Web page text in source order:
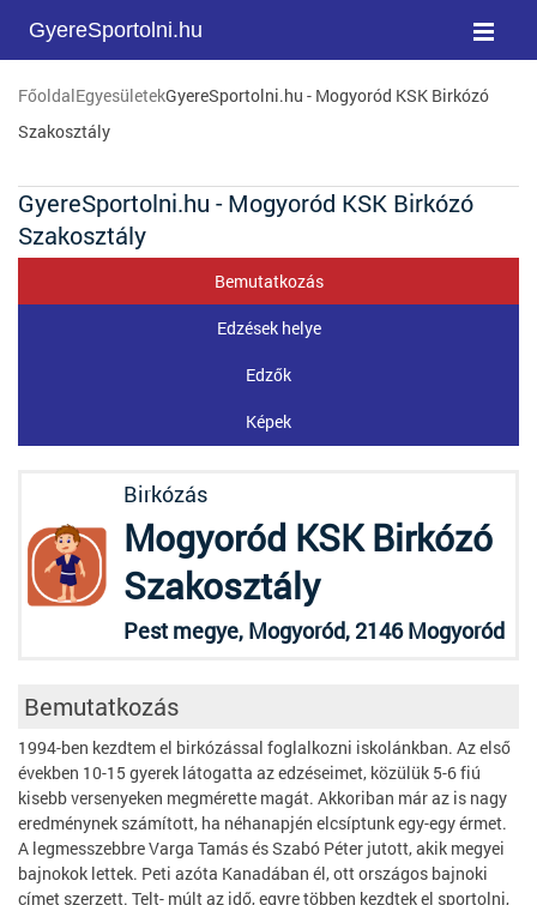
GyereSportolni.hu
FőoldalEgyesületekGyereSportolni.hu - Mogyoród KSK Birkózó
Szakosztály
GyereSportolni.hu - Mogyoród KSK Birkózó
Szakosztály
Bemutatkozás
Edzések helye
Edzők
Képek
Birkózás
Mogyoród KSK Birkózó
Szakosztály
Pest megye, Mogyoród, 2146 Mogyoród
Bemutatkozás
1994-ben kezdtem el birkózással foglalkozni iskolánkban. Az első
években 10-15 gyerek látogatta az edzéseimet, közülük 5-6 fiú
kisebb versenyeken megmérette magát. Akkoriban már az is nagy
eredménynek számított, ha néhanapjén elcsíptunk egy-egy érmet.
A legmesszebbre Varga Tamás és Szabó Péter jutott, akik megyei
bajnokok lettek. Peti azóta Kanadában él, ott országos bajnoki
címet szerzett. Telt- múlt az idő, egyre többen kezdtek el sportolni,